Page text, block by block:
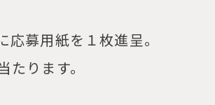
募用紙を１枚進呈。
ります。